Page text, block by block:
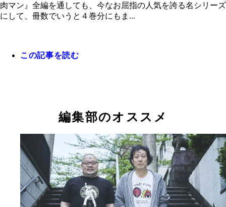
『キン肉マン』第１０巻
肉マン』全編を通しても、今なお屈指の人気を誇る名シリーズ
にして、冊数でいうと４巻分にもま...
この記事を読む
編集部のオススメ